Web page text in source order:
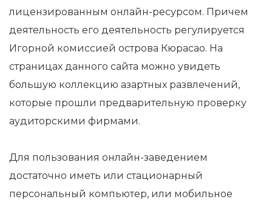
лицензированным онлайн-ресурсом. Причем
деятельность его деятельность регулируется
Игорной комиссией острова Кюрасао. На
страницах данного сайта можно увидеть
большую коллекцию азартных развлечений,
которые прошли предварительную проверку
аудиторскими фирмами.
Для пользования онлайн-заведением
достаточно иметь или стационарный
персональный компьютер, или мобильное